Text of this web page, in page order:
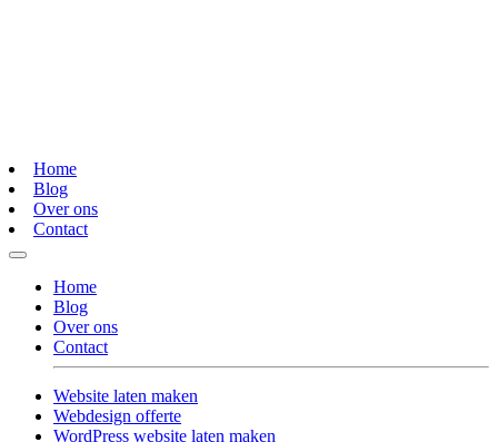
Home
Blog
Over ons
Contact
Home
Blog
Over ons
Contact
Website laten maken
Webdesign offerte
WordPress website laten maken